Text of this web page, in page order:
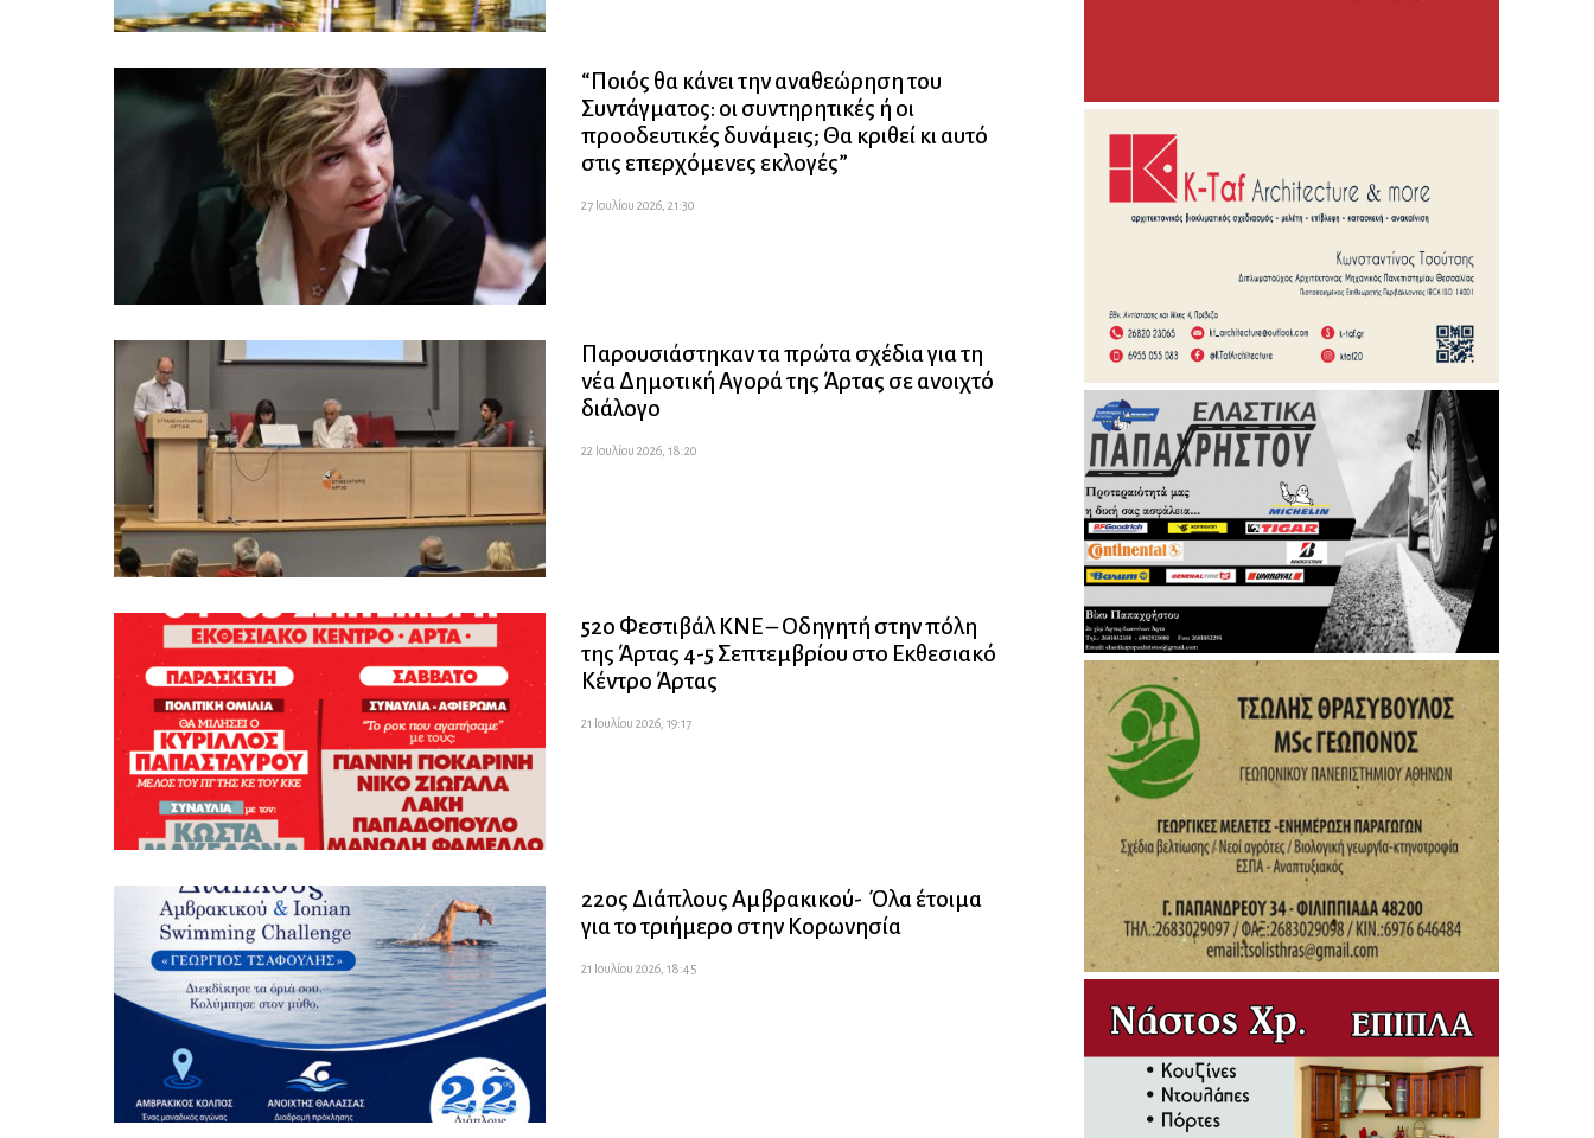
“Ποιός θα κάνει την αναθεώρηση του
Συντάγματος: οι συντηρητικές ή οι
προοδευτικές δυνάμεις; Θα κριθεί κι αυτό
στις επερχόμενες εκλογές”
27 Ιουλίου 2026, 21:30
Παρουσιάστηκαν τα πρώτα σχέδια για τη
νέα Δημοτική Αγορά της Άρτας σε ανοιχτό
διάλογο
22 Ιουλίου 2026, 18:20
52ο Φεστιβάλ ΚΝΕ – Οδηγητή στην πόλη
της Άρτας 4-5 Σεπτεμβρίου στο Εκθεσιακό
Κέντρο Άρτας
21 Ιουλίου 2026, 19:17
22ος Διάπλους Αμβρακικού- Όλα έτοιμα
για το τριήμερο στην Κορωνησία
21 Ιουλίου 2026, 18:45